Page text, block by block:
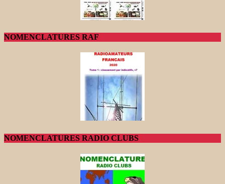
NOMENCLATURES RAF
NOMENCLATURES RADIO CLUBS